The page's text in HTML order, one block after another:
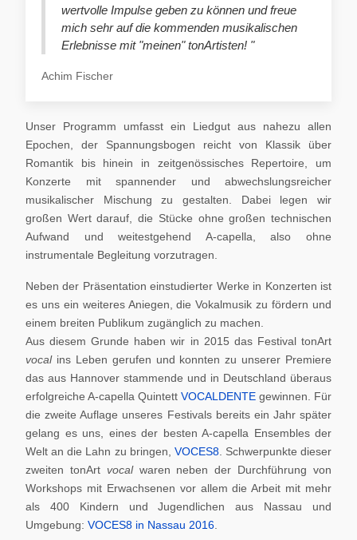
wertvolle Impulse geben zu können und freue
mich sehr auf die kommenden musikalischen
Erlebnisse mit "meinen" tonArtisten! "
Achim Fischer
Unser Programm umfasst ein Liedgut aus nahezu allen
Epochen, der Spannungsbogen reicht von Klassik über
Romantik bis hinein in zeitgenössisches Repertoire, um
Konzerte mit spannender und abwechslungsreicher
musikalischer Mischung zu gestalten. Dabei legen wir
großen Wert darauf, die Stücke ohne großen technischen
Aufwand und weitestgehend A-capella, also ohne
instrumentale Begleitung vorzutragen.
Neben der Präsentation einstudierter Werke in Konzerten ist
es uns ein weiteres Aniegen, die Vokalmusik zu fördern und
einem breiten Publikum zugänglich zu machen.
Aus diesem Grunde haben wir in 2015 das Festival tonArt
vocal ins Leben gerufen und konnten zu unserer Premiere
das aus Hannover stammende und in Deutschland überaus
erfolgreiche A-capella Quintett VOCALDENTE gewinnen. Für
die zweite Auflage unseres Festivals bereits ein Jahr später
gelang es uns, eines der besten A-capella Ensembles der
Welt an die Lahn zu bringen, VOCES8. Schwerpunkte dieser
zweiten tonArt vocalwaren neben der Durchführung von
Workshops mit Erwachsenen vor allem die Arbeit mit mehr
als 400 Kindern und Jugendlichen aus Nassau und
Umgebung: VOCES8 in Nassau 2016